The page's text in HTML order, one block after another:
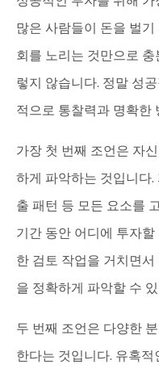
많은 사람들이 돈을 벌
회를 노리는 것만으로
렇지 않습니다. 정말 성
적으로 통찰력과 명확한
가장 첫 번째 조언은 자
하게 파악하는 것입니다
출 패턴 등 모든 요소를
기간 동안 어디에 투자
한 검토 작업을 거치면
을 정확하게 파악할 수
두 번째 조언은 다양한
한다는 것입니다. 유혹